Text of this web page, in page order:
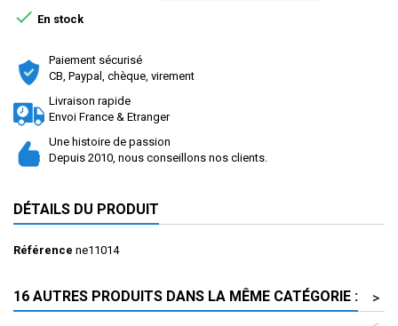
 En stock
Paiement sécurisé
CB, Paypal, chèque, virement
Livraison rapide
Envoi France & Etranger
Une histoire de passion
Depuis 2010, nous conseillons nos clients.
DÉTAILS DU PRODUIT
Référence ne11014
16 AUTRES PRODUITS DANS LA MÊME CATÉGORIE :
>